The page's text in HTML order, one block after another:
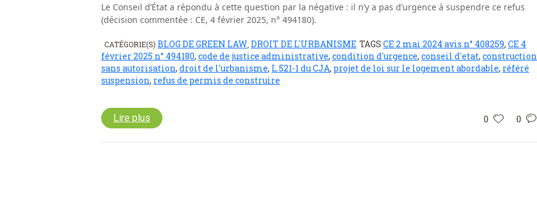
Le Conseil d’État a répondu à cette question par la négative : il n’y a pas d’urgence à suspendre ce refus
(décision commentée : CE, 4 février 2025, n° 494180).
CATÉGORIE(S) BLOG DE GREEN LAW DROIT DE L'URBANISME TAGS CE 2 mai 2024 avis n° 408259, CE 4
février 2025 n° 494180, code de justice administrative, condition d'urgence, conseil d'etat, construction
sans autorisation, droit de l'urbanisme, L.521-1 du CJA, projet de loi sur le logement abordable, référé
suspension, refus de permis de construire
0 0
Lire plus